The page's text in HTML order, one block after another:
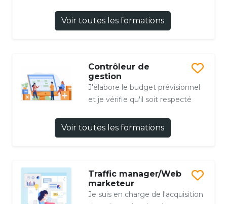
Voir toutes les formations
Contrôleur de
gestion
J'élabore le budget prévisionnel
et je vérifie qu'il soit respecté
Voir toutes les formations
Traffic manager/Web
marketeur
Je suis en charge de l'acquisition